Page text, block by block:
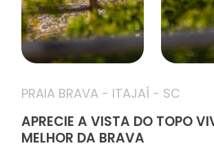
PRAIA BRAVA - ITAJAÍ - SC
APRECIE A VISTA DO TOPO
MELHOR DA BRAVA